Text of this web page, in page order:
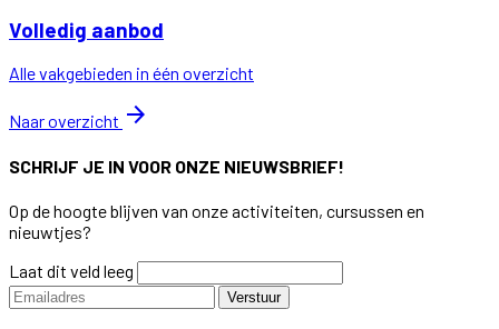
Volledig aanbod
Alle vakgebieden in één overzicht
Naar overzicht arrow_forward
SCHRIJF JE IN VOOR ONZE NIEUWSBRIEF!
Op de hoogte blijven van onze activiteiten, cursussen en
nieuwtjes?
Laat dit veld leeg
Verstuur